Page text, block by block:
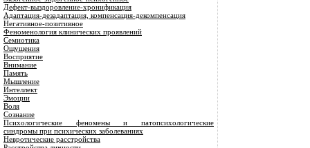
Дефект-выздоровление-хронификация
Адаптация-дезадаптация, компенсация-декомпенсация
Негативное-позитивное
Феноменология клинических проявлений
Семиотика
Ощущения
Восприятие
Внимание
Память
Мышление
Интеллект
Эмоции
Воля
Сознание
Психологические феномены и патопсихологические
синдромы при психических заболеваниях
Невротические расстройства